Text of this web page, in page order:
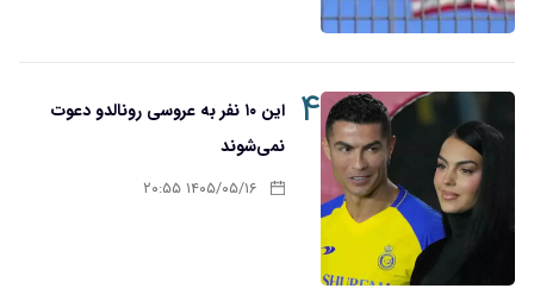
۴
این ۱۰ نفر به عروسی رونالدو دعوت
نمی‌شوند
۱۴۰۵/۰۵/۱۶ ۲۰:۵۵